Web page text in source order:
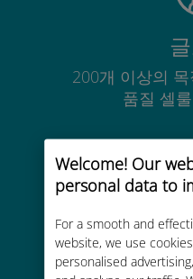
Welcome! Our
personal data to
For a smooth and
website, we use
personalised
200개 이상의
품질 셀
비
기존 통신사